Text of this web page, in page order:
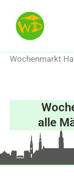
Inhalt
springen
Wochenmarkt
alle